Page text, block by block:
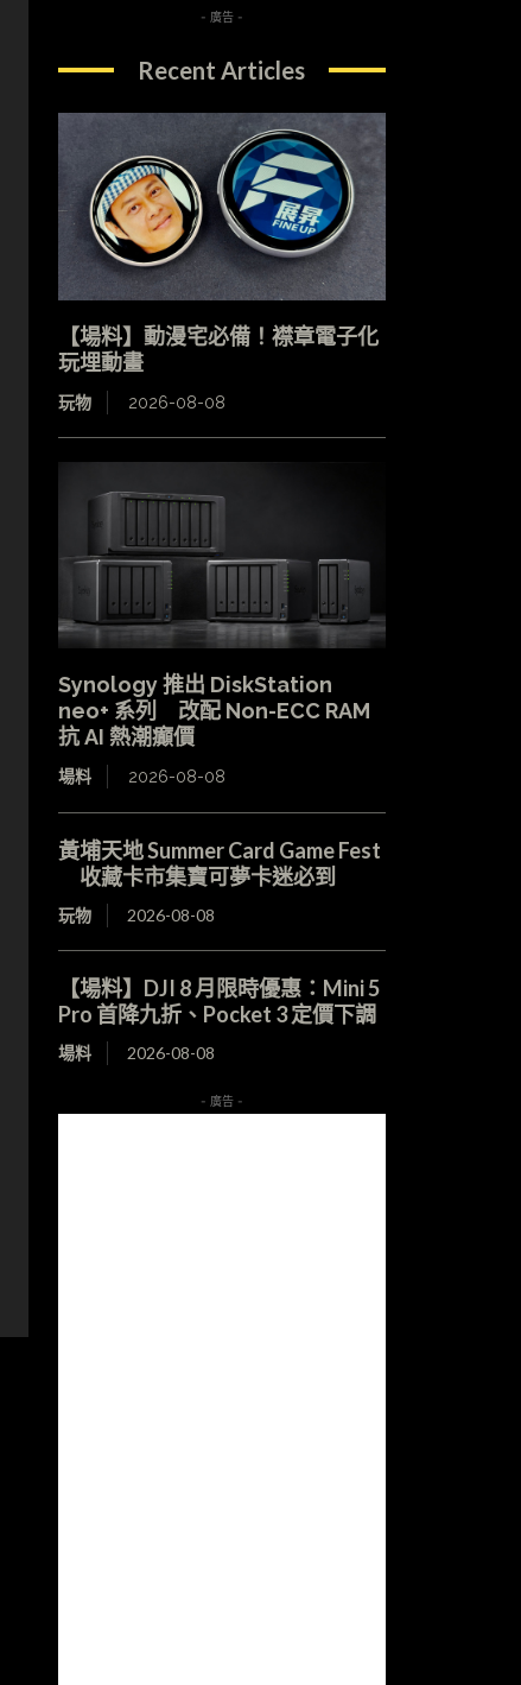
- 廣告 -
Recent Articles
【場料】動漫宅必備！襟章電子化
玩埋動畫
玩物 2026-08-08
Synology 推出 DiskStation
neo+ 系列 改配 Non-ECC RAM
抗 AI 熱潮癲價
場料 2026-08-08
黃埔天地 Summer Card Game Fest
收藏卡市集寶可夢卡迷必到
玩物 2026-08-08
【場料】DJI 8 月限時優惠：Mini 5
Pro 首降九折、Pocket 3 定價下調
場料 2026-08-08
- 廣告 -